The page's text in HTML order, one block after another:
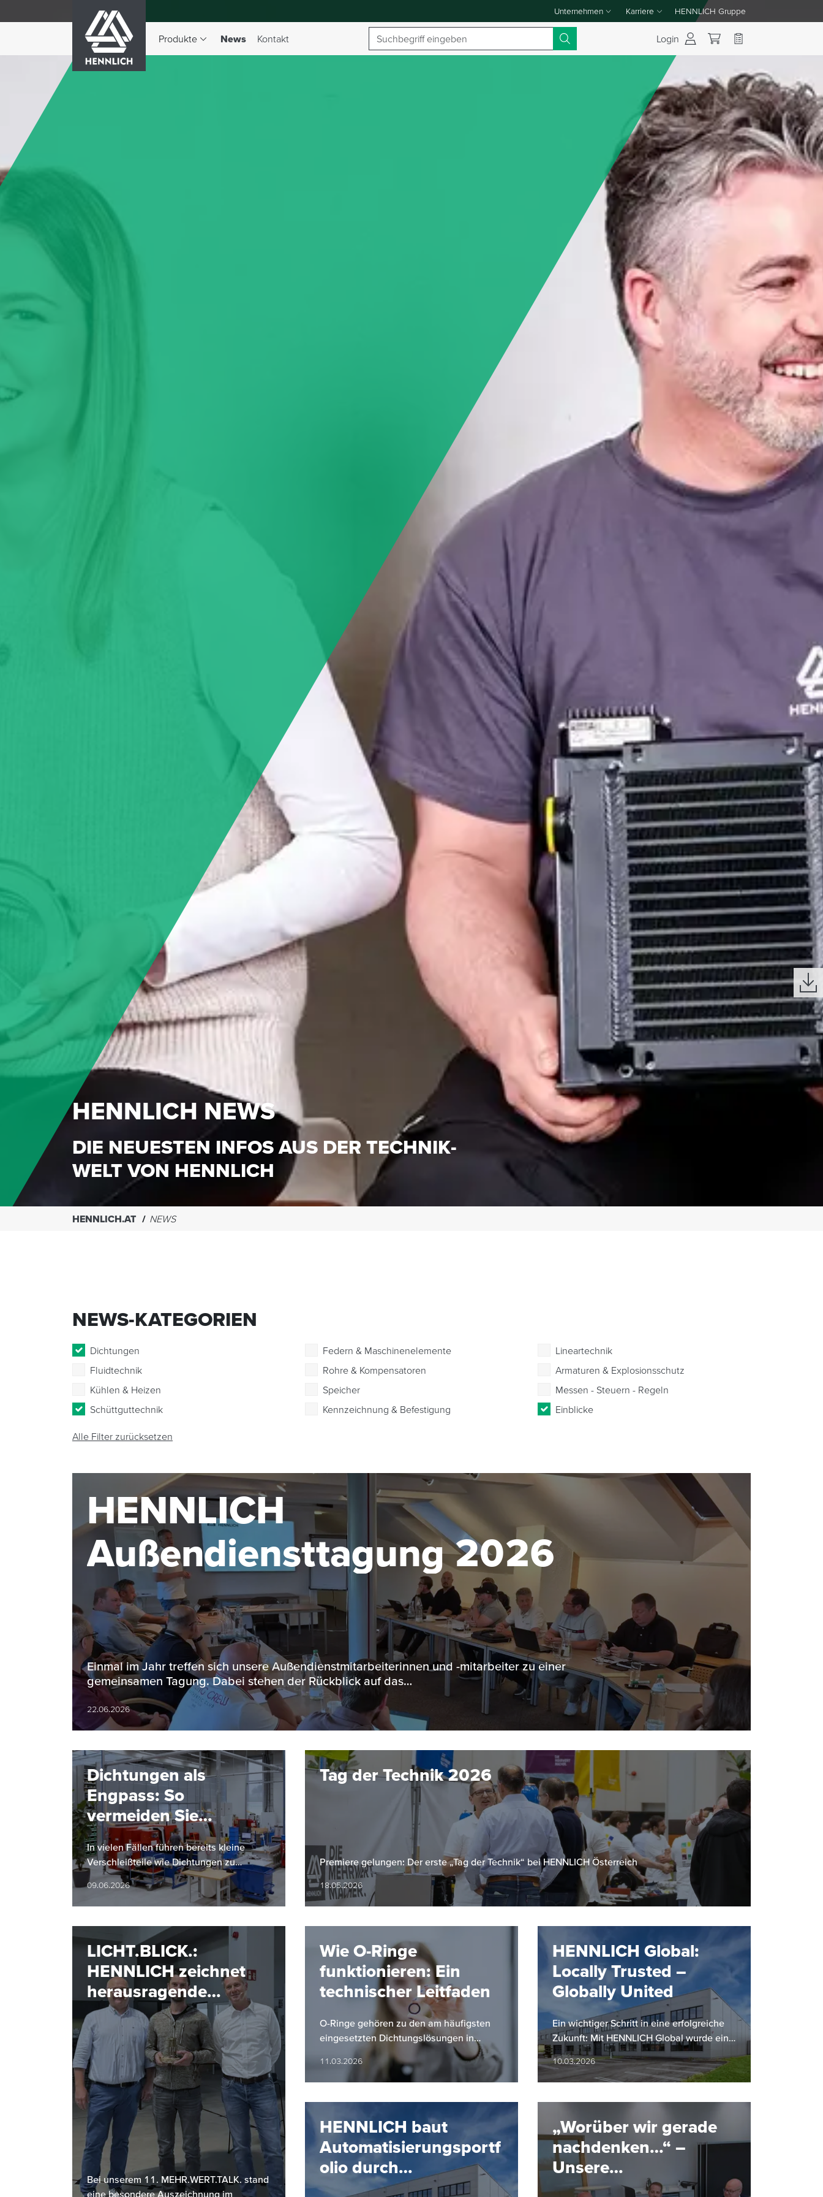
Unternehmen
Dropdown-Menü Unternehmen umschalten
Karriere
Dropdown-Menü Karriere umschalten
HENNLICH Gruppe
Produkte
Dropdown-Menü Produkte umschalten
News(aktiv)
Kontakt Suchbegriff Login
HENNLICH NEWS
DIE NEUESTEN INFOS AUS DER TECHNIK-
WELT VON HENNLICH
HENNLICH.AT NEWS
NEWS-KATEGORIEN
Dichtungen Federn & Maschinenelemente
Lineartechnik
Fluidtechnik
Rohre & Kompensatoren
Armaturen & Explosionsschutz
Kühlen & Heizen
Speicher
Messen - Steuern - Regeln
Schüttguttechnik
Kennzeichnung & Befestigung Einblicke
Alle Filter zurücksetzen
HENNLICH
Außendiensttagung 2026
Einmal im Jahr treffen sich unsere Außendienstmitarbeiterinnen und -mitarbeiter zu einer
gemeinsamen Tagung. Dabei stehen der Rückblick auf das…
22.06.2026
Dichtungen als
Engpass: So
vermeiden Sie
Anlagenstillstände
In vielen Fällen führen bereits kleine
Verschleißteile wie Dichtungen zu
ungeplanten Anlagestillständen. Dies
kann erhebliche Auswirkungen auf die…
09.06.2026
Tag der Technik 2026
Premiere gelungen: Der erste „Tag der Technik“ bei HENNLICH Österreich
18.05.2026
LICHT.BLICK.:
HENNLICH zeichnet
herausragende
Projekte aus
Bei unserem 11. MEHR.WERT.TALK. stand
eine besondere Auszeichnung im
Wie O-Ringe
funktionieren: Ein
technischer Leitfaden
O-Ringe gehören zu den am häufigsten
eingesetzten Dichtungslösungen in
industriellen Anwendungen. Ihre einfache
Bauform, hohe Zuverlässigkeit und…
11.03.2026
HENNLICH Global:
Locally Trusted –
Globally United
Ein wichtiger Schritt in eine erfolgreiche
Zukunft: Mit HENNLICH Global wurde eine
gruppenweite Führungs- und
Koordinationseinheit ins Leben gerufen,…
10.03.2026
HENNLICH baut
Automatisierungsportf
olio durch
Partnerschaft mit SMC
„Worüber wir gerade
nachdenken…“ –
Unsere
Geschäftsführer im